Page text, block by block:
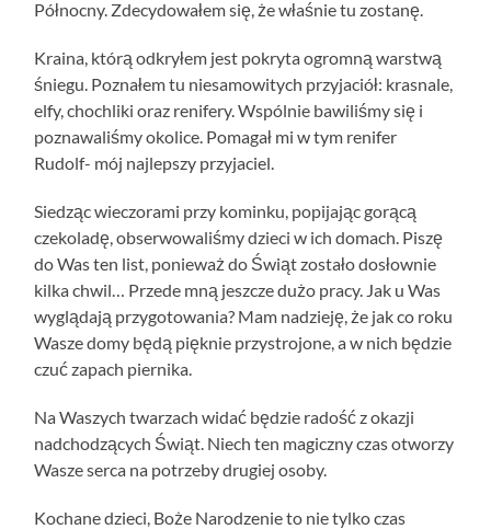
Północny. Zdecydowałem się, że właśnie tu zostanę.
Kraina, którą odkryłem jest pokryta ogromną warstwą
śniegu. Poznałem tu niesamowitych przyjaciół: krasnale,
elfy, chochliki oraz renifery. Wspólnie bawiliśmy się i
poznawaliśmy okolice. Pomagał mi w tym renifer
Rudolf- mój najlepszy przyjaciel.
Siedząc wieczorami przy kominku, popijając gorącą
czekoladę, obserwowaliśmy dzieci w ich domach. Piszę
do Was ten list, ponieważ do Świąt zostało dosłownie
kilka chwil… Przede mną jeszcze dużo pracy. Jak u Was
wyglądają przygotowania? Mam nadzieję, że jak co roku
Wasze domy będą pięknie przystrojone, a w nich będzie
czuć zapach piernika.
Na Waszych twarzach widać będzie radość z okazji
nadchodzących Świąt. Niech ten magiczny czas otworzy
Wasze serca na potrzeby drugiej osoby.
Kochane dzieci, Boże Narodzenie to nie tylko czas